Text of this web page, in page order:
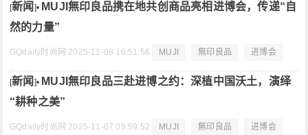
[新闻 ]• MUJI無印良品携在地共创商品亮相进博会，传递“自
然的力量”
GQdaily时尚网 2025-11-08 16:51:56 MUJI 無印良品 进博会
[新闻 ]• MUJI無印良品三赴进博之约：深植中国沃土，演绎
“耕种之美”
GQdaily时尚网 2025-11-07 09:59:52 MUJI 無印良品 进博会